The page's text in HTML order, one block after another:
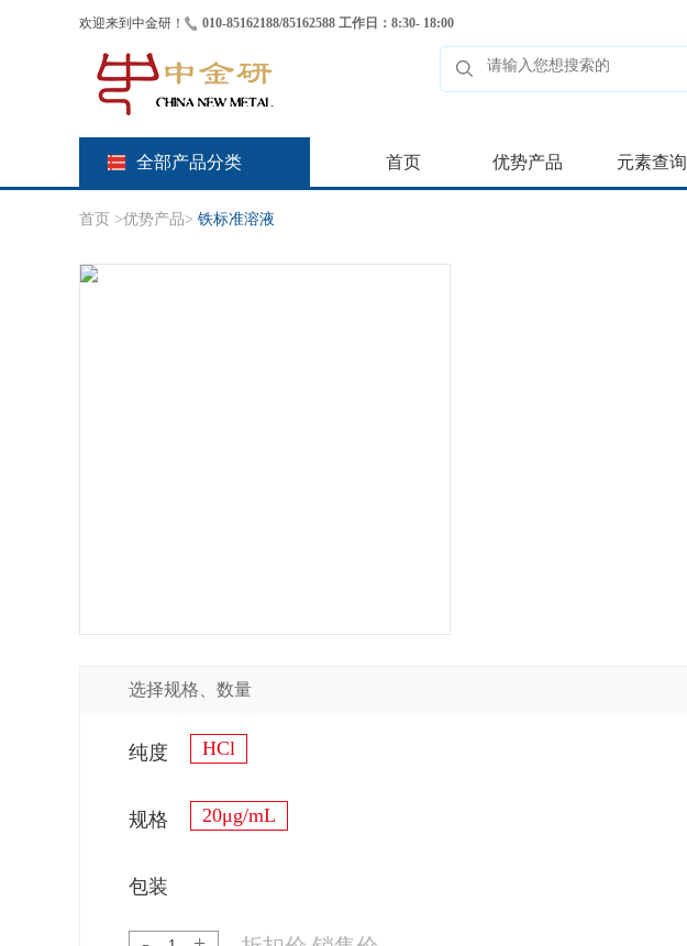
欢迎来到中金研！ 010-85162188/85162588 工作日：8:30- 18:00
全部产品分类 首页 优势产品 元素查询
首页 >优势产品> 铁标准溶液
选择规格、数量
纯度 HCl
规格 20μg/mL
包装